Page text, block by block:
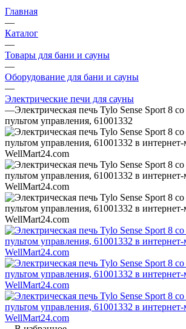
Главная
—
Каталог
—
Товары для бани и сауны
—
Оборудование для бани и сауны
—
Электрические печи для сауны
—Электрическая печь Tylo Sense Sport 8
пультом управления, 61001332